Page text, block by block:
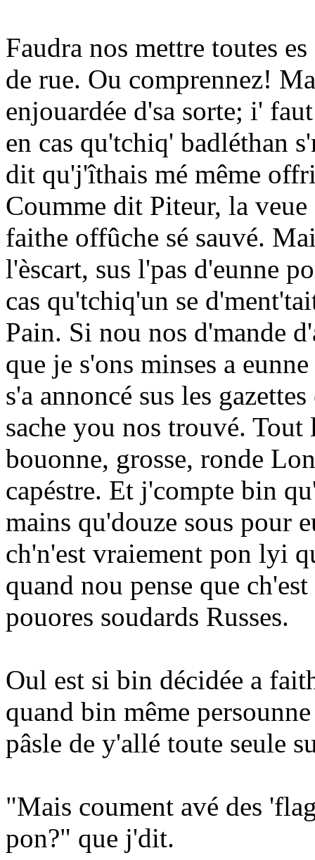
Faudra nos mettre toutes
de rue. Ou comprennez!
enjouardée d'sa sorte; i'
en cas qu'tchiq' badléthan
dit qu'j'îthais mé même
Coumme dit Piteur, la veue
faithe offûche sé sauvé.
l'èscart, sus l'pas d'eunne
cas qu'tchiq'un se
Pain. Si nou nos d'mande
que je s'ons minses a
s'a annoncé sus les
sache you nos trouvé.
bouonne, grosse, ronde
capéstre. Et j'compte bin
mains qu'douze sous pour
ch'n'est vraiement pon lyi
quand nou pense que
pouores soudards Russes.
Oul est si bin décidée a
quand bin même
pâsle de y'allé toute seule
"Mais coument avé des
pon?" que j'dit.